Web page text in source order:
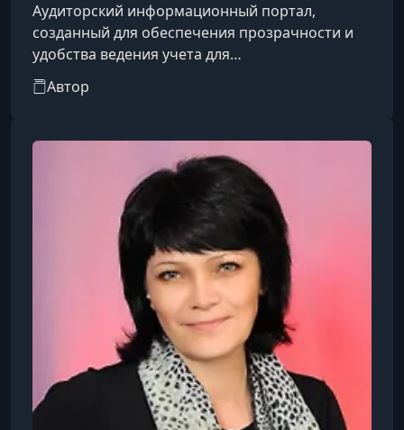
Аудиторский информационный портал,
созданный для обеспечения прозрачности и
удобства ведения учета для
предпринимателей, бухгалтеров и аудиторов.
Этот источник предоставляет широкий спектр
учета, налогообложения, аудита, финансового
анализа и других смежных областей.
Автор